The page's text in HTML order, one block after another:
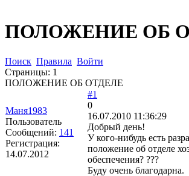
ПОЛОЖЕНИЕ ОБ
Поиск Правила Войти
Страницы: 1
ПОЛОЖЕНИЕ ОБ ОТДЕЛЕ
Маня1983
Пользователь
Сообщений: 141
Регистрация:
14.07.2012
#1
0
16.07.2010 11:36:29
Добрый день!
У кого-нибудь есть
положение об отделе
обеспечения? ???
Буду очень благодарна.